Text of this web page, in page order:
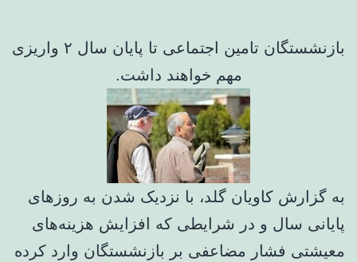
بازنشستگان تامین اجتماعی تا پایان سال ۲ واریزی
مهم خواهند داشت.
به گزارش کاویان گلد، با نزدیک شدن به روزهای
پایانی سال و در شرایطی که افزایش هزینه‌های
معیشتی فشار مضاعفی بر بازنشستگان وارد کرده